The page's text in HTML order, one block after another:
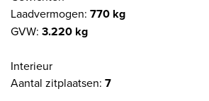
Laadvermogen: 770 kg
GVW: 3.220 kg
Interieur
Aantal zitplaatsen: 7